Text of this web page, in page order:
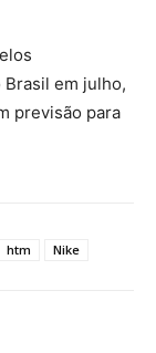
Brasil em julho,
previsão para
htm Nike